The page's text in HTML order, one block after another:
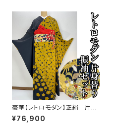
豪華【レトロモダン】正絹 片身
変わり 振袖セット s750
¥76,900